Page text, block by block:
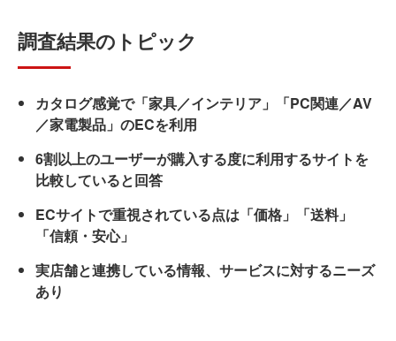
調査結果のトピック
カタログ感覚で「家具／インテリア」「PC関連／AV
／家電製品」のECを利用
6割以上のユーザーが購入する度に利用するサイトを
比較していると回答
ECサイトで重視されている点は「価格」「送料」
「信頼・安心」
実店舗と連携している情報、サービスに対するニーズ
あり